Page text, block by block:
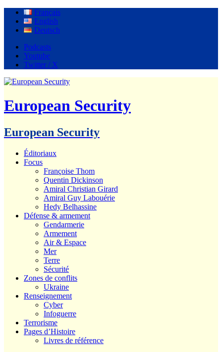
Français
English
Deutsch
Podcasts
Youtube
Twitter / X
European Security
European Security
Éditoriaux
Focus
Françoise Thom
Quentin Dickinson
Amiral Christian Girard
Amiral Guy Labouérie
Hedy Belhassine
Défense & armement
Gendarmerie
Armement
Air & Espace
Mer
Terre
Sécurité
Zones de conflits
Ukraine
Renseignement
Cyber
Infoguerre
Terrorisme
Pages d’Histoire
Livres de référence